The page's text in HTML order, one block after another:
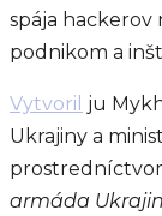
spája
podnikom a
Vytvoril ju
Ukrajiny a
armáda